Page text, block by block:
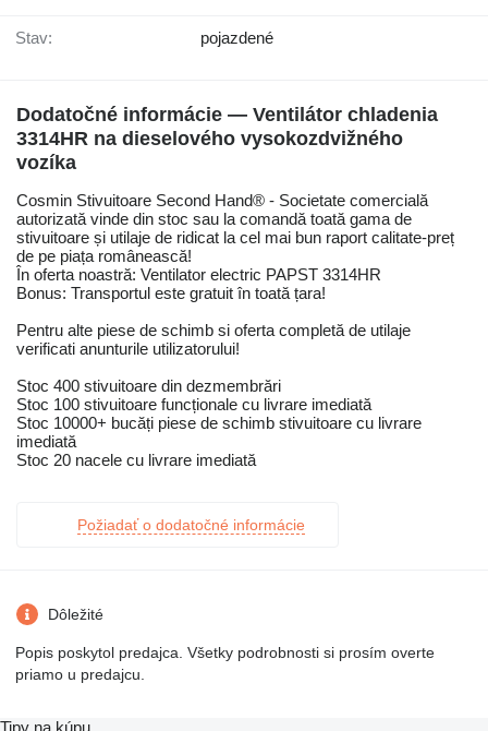
Stav: pojazdené
Dodatočné informácie — Ventilátor chladenia
3314HR na dieselového vysokozdvižného
vozíka
Cosmin Stivuitoare Second Hand® - Societate comercială
autorizată vinde din stoc sau la comandă toată gama de
stivuitoare și utilaje de ridicat la cel mai bun raport calitate-preț
de pe piața românească!
În oferta noastră: Ventilator electric PAPST 3314HR
Bonus: Transportul este gratuit în toată țara!
Pentru alte piese de schimb si oferta completă de utilaje
verificati anunturile utilizatorului!
Stoc 400 stivuitoare din dezmembrări
Stoc 100 stivuitoare funcționale cu livrare imediată
Stoc 10000+ bucăți piese de schimb stivuitoare cu livrare
imediată
Stoc 20 nacele cu livrare imediată
Požiadať o dodatočné informácie
Dôležité
Popis poskytol predajca. Všetky podrobnosti si prosím overte
priamo u predajcu.